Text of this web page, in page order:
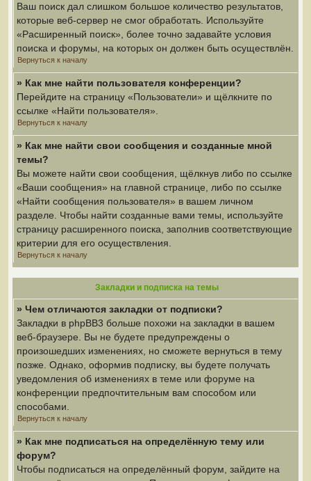
Ваш поиск дал слишком большое количество результатов,
которые веб-сервер не смог обработать. Используйте
«Расширенный поиск», более точно задавайте условия
поиска и форумы, на которых он должен быть осуществлён.
Вернуться к началу
» Как мне найти пользователя конференции?
Перейдите на страницу «Пользователи» и щёлкните по
ссылке «Найти пользователя».
Вернуться к началу
» Как мне найти свои сообщения и созданные мной
темы?
Вы можете найти свои сообщения, щёлкнув либо по ссылке
«Ваши сообщения» на главной странице, либо по ссылке
«Найти сообщения пользователя» в вашем личном
разделе. Чтобы найти созданные вами темы, используйте
страницу расширенного поиска, заполнив соответствующие
критерии для его осуществления.
Вернуться к началу
Закладки и подписка на темы
» Чем отличаются закладки от подписки?
Закладки в phpBB3 больше похожи на закладки в вашем
веб-браузере. Вы не будете предупреждены о
произошедших изменениях, но сможете вернуться в тему
позже. Однако, оформив подписку, вы будете получать
уведомления об изменениях в теме или форуме на
конференции предпочтительным вам способом или
способами.
Вернуться к началу
» Как мне подписаться на определённую тему или
форум?
Чтобы подписаться на определённый форум, зайдите на